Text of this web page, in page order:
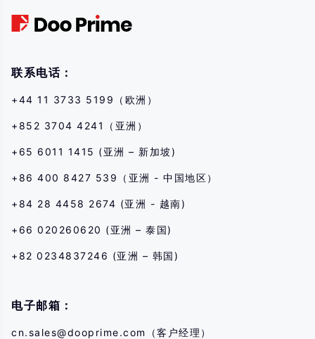
ขายด้วยเครื่องมือทางการเงินที่เกี่ยวข้องอย่างถ่องแท้ก่อนทำธุรกรรมใดๆ กับเรา
联系电话：
+44 11 3733 5199（欧洲）
+852 3704 4241（亚洲）
+65 6011 1415 (亚洲 – 新加坡)
+86 400 8427 539（亚洲 - 中国地区）
+84 28 4458 2674 (亚洲 - 越南)
+66 020260620 (亚洲 – 泰国)
+82 0234837246 (亚洲 – 韩国)
电子邮箱：
cn.sales@dooprime.com （客户经理）